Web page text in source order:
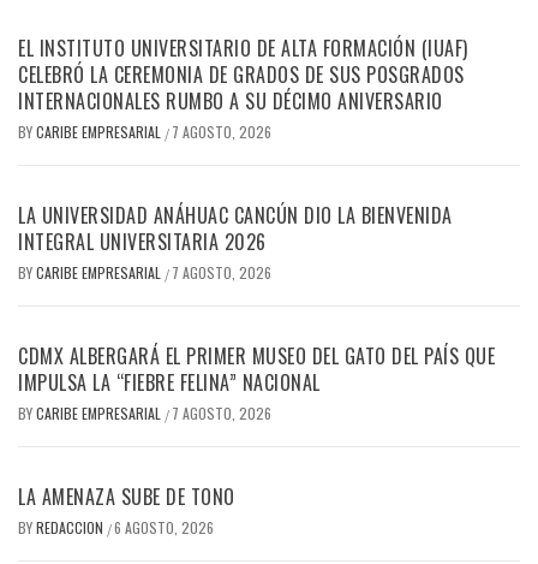
EL INSTITUTO UNIVERSITARIO DE ALTA FORMACIÓN (IUAF)
CELEBRÓ LA CEREMONIA DE GRADOS DE SUS POSGRADOS
INTERNACIONALES RUMBO A SU DÉCIMO ANIVERSARIO
BYCARIBE EMPRESARIAL / 7 AGOSTO, 2026
LA UNIVERSIDAD ANÁHUAC CANCÚN DIO LA BIENVENIDA
INTEGRAL UNIVERSITARIA 2026
BYCARIBE EMPRESARIAL / 7 AGOSTO, 2026
CDMX ALBERGARÁ EL PRIMER MUSEO DEL GATO DEL PAÍS QUE
IMPULSA LA “FIEBRE FELINA” NACIONAL
BYCARIBE EMPRESARIAL / 7 AGOSTO, 2026
LA AMENAZA SUBE DE TONO
BYREDACCION /6 AGOSTO, 2026